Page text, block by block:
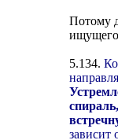
Потому
5.134.
зависит